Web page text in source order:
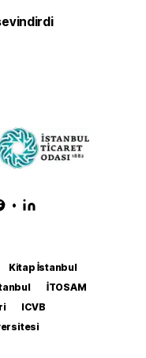
•
Kitap İstanbul
İTOSAM
ICVB